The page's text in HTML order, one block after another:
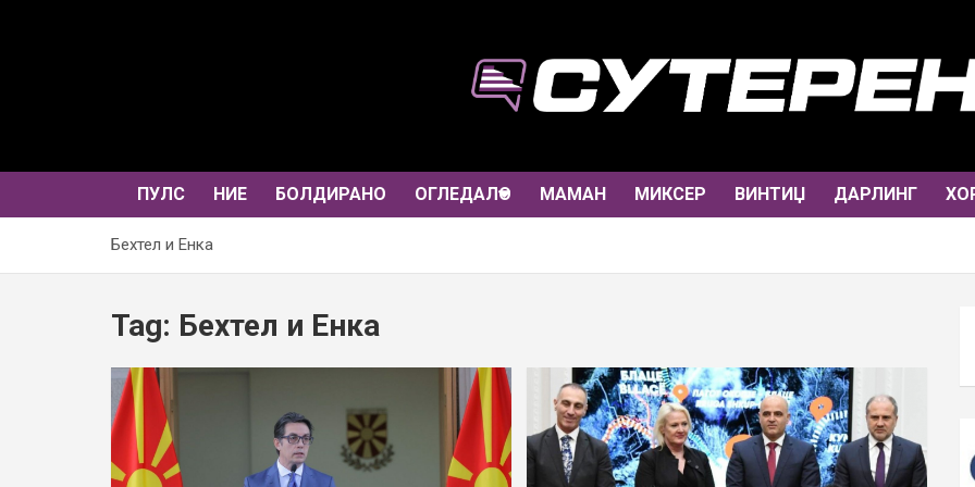
ПУЛС НИЕ БОЛДИРАНО ОГЛЕДАЛО МАМАН МИКСЕР ВИНТИЏ ДАРЛИНГ
Бехтел и Енка
Tag: Бехтел и Енка